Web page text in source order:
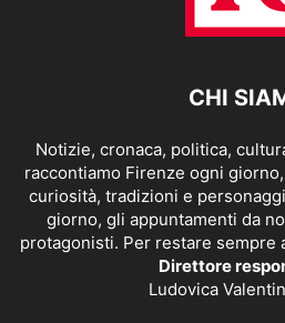
CHI
Notizie, cronaca, politica,
raccontiamo Firenze ogni
curiosità, tradizioni e
giorno, gli appuntamenti da
protagonisti. Per restare sempre
Direttore
Ludovica